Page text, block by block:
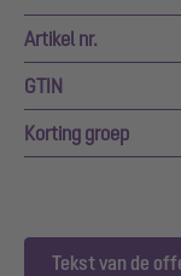
Artikel nr.
GTIN
Korting groep
Tekst van de